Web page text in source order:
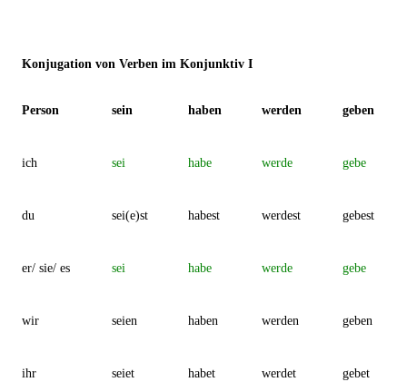
Konjugation von Verben im Konjunktiv I
Person sein haben werden geben
ich sei habe werde gebe
du sei(e)st habest werdest gebest
er/ sie/ es sei habe werde gebe
wir seien haben werden geben
ihr seiet habet werdet gebet